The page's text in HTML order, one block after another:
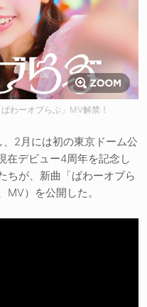
わーオブらぶ」MV解禁！
2月には初の東京ドーム公
在デビュー4周年を記念し
ちが、新曲「ぱわーオブら
）を公開した。